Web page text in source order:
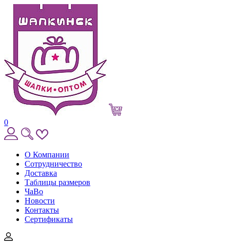
0
О Компании
Сотрудничество
Доставка
Таблицы размеров
ЧаВо
Новости
Контакты
Сертификаты